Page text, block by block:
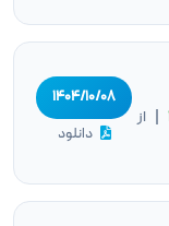
| از
۱۴۰۴/۱۰/۰۸
دانلود